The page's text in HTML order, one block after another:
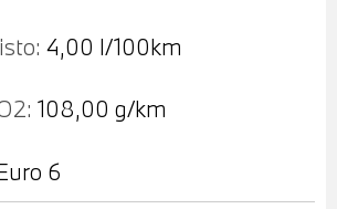
4,00 l/100km
108,00 g/km
6